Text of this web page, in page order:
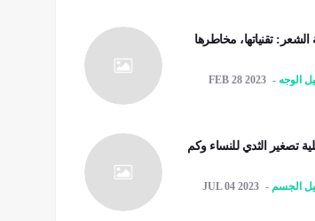
تقنياتها، مخاطرها
الوجه FEB 28 2023
تصغير الثدي للنساء وكم
الجسم JUL 04 2023